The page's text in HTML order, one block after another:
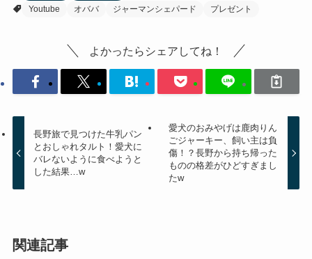
Youtube
オババ ジャーマンシェパード プレゼント
よかったらシェアしてね！
長野旅で見つけた牛乳パン
とおしゃれタルト！愛犬に
バレないように食べようと
した結果…w
愛犬のおみやげは鹿肉りん
ごジャーキー、飼い主は負
傷！？長野から持ち帰った
ものの格差がひどすぎまし
たw
関連記事